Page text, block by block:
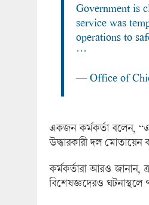
Government is
service was
operations to
…
— Office of
একজন কর্মকর্তা বলেন,
উদ্ধারকারী দল মোতায়েন
কর্মকর্তারা আরও জানান,
বিশেষজ্ঞদেরও ঘটনাস্থলে